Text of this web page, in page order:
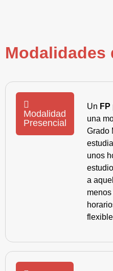
Modalidades
Modalidad
Presencial
Un
una
Grado
unos
a